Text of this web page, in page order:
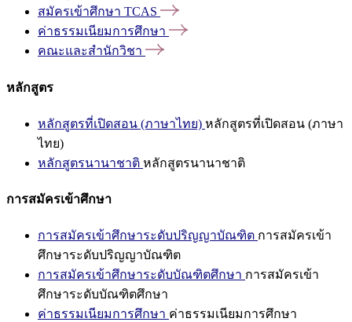
สมัครเข้าศึกษา TCAS
ค่าธรรมเนียมการศึกษา
คณะและสำนักวิชา
หลักสูตร
หลักสูตรที่เปิดสอน (ภาษาไทย) หลักสูตรที่เปิดสอน (ภาษา
ไทย)
หลักสูตรนานาชาติ หลักสูตรนานาชาติ
การสมัครเข้าศึกษา
การสมัครเข้าศึกษาระดับปริญญาบัณฑิต การสมัครเข้า
ศึกษาระดับปริญญาบัณฑิต
การสมัครเข้าศึกษาระดับบัณฑิตศึกษา การสมัครเข้า
ศึกษาระดับบัณฑิตศึกษา
ค่าธรรมเนียมการศึกษา ค่าธรรมเนียมการศึกษา